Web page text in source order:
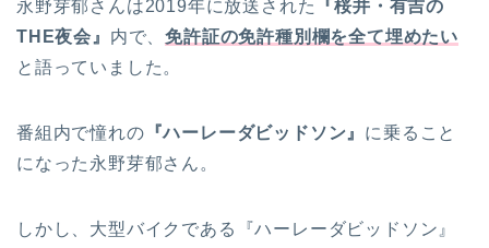
永野芽郁さんは2019年に放送された
『桜井・有吉の
THE夜会』 内で、免許証の免許種別欄を全て埋めたい
と語っていました。
番組内で憧れの 『ハーレーダビッドソン』 に乗ること
になった永野芽郁さん。
しかし、大型バイクである『ハーレーダビッドソン』